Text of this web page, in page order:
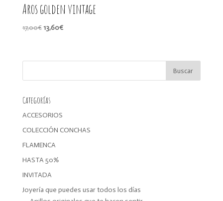
Aros golden vintage
17,00€El
era:
13,60€El
es:
Categorías
ACCESORIOS
COLECCIÓN CONCHAS
FLAMENCA
HASTA 50%
INVITADA
Joyería que puedes usar todos los días